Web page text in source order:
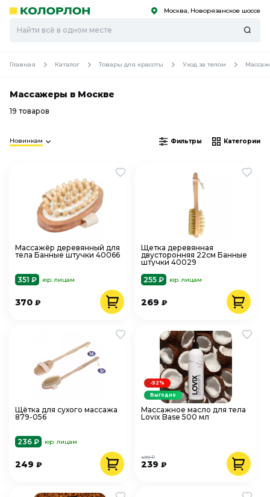
Скоро
Скоро Москва, Новорязанское шоссе
Главная Каталог Товары для красоты Уход за телом
Массажеры в Москве
19 товаров
Новинкам Фильтры Категории
Массажёр деревянный для
тела Банные штучки 40066
351 ₽ юр. лицам
370 ₽
Щетка деревянная
двусторонняя 22см Банные
штучки 40029
255 ₽
юр. лицам
269₽
Щётка для сухого массажа
879-056
236 ₽ юр. лицам
249 ₽
Массажное масло для тела
Lovix Base 500 мл
239₽
499 ₽
-52%
Выгодно